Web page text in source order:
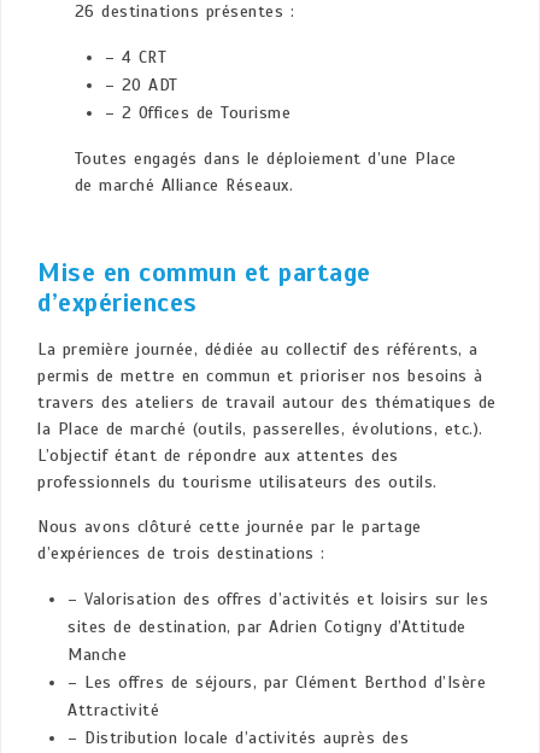
26 destinations présentes :
– 4 CRT
– 20 ADT
– 2 Offices de Tourisme
Toutes engagés dans le déploiement d’une Place
de marché Alliance Réseaux.
Mise en commun et partage
d’expériences
La première journée, dédiée au collectif des référents, a
permis de mettre en commun et prioriser nos besoins à
travers des ateliers de travail autour des thématiques de
la Place de marché (outils, passerelles, évolutions, etc.).
L’objectif étant de répondre aux attentes des
professionnels du tourisme utilisateurs des outils.
Nous avons clôturé cette journée par le partage
d’expériences de trois destinations :
– Valorisation des offres d’activités et loisirs sur les
sites de destination, par Adrien Cotigny d’Attitude
Manche
– Les offres de séjours, par Clément Berthod d’Isère
Attractivité
– Distribution locale d’activités auprès des